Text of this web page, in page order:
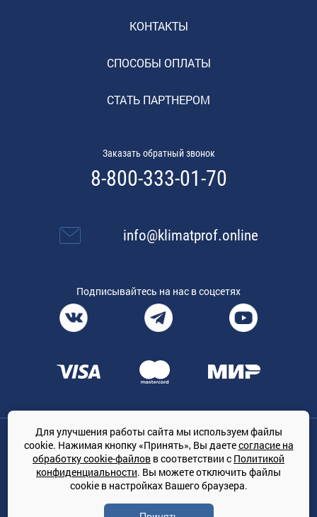
КОНТАКТЫ
СПОСОБЫ ОПЛАТЫ
СТАТЬ ПАРТНЕРОМ
Заказать обратный звонок
8-800-333-01-70
info@klimatprof.online
Подписывайтесь на нас в соцсетях
Общество с ограниченной ответственностью «ТРЕЙДКОН», ОГРН:
1167847364079, 197022, г. Санкт-Петербург, проспект Медиков, 7
КЛИМАТПРОФ.ONLINE - оптовая продажа кондиционеров и
климатической техники на территории РФ
© Сайт принадлежит ООО «ТРЕЙДКОН»
Для улучшения работы сайта мы используем файлы
cookie. Нажимая кнопку «Принять», Вы даетесогласие на
обработку cookie-файлов в соответствии с Политикой
конфиденциальности. Вы можете отключить файлы
cookie в настройках Вашего браузера.